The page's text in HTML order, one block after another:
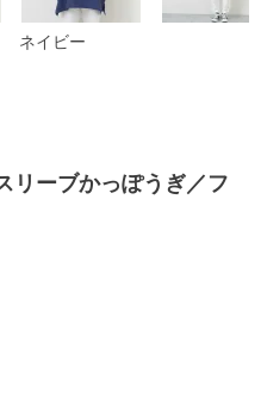
ネイビー
リーブかっぽうぎ／フ